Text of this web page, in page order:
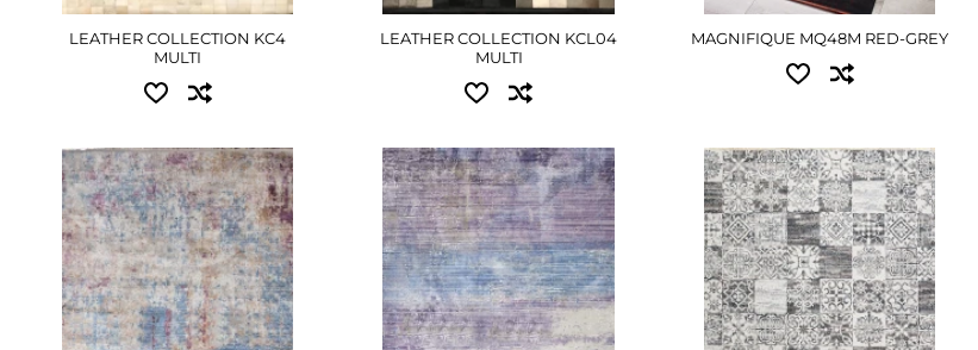
LEATHER COLLECTION KC4
MULTI
LEATHER COLLECTION KCL04
MULTI
MAGNIFIQUE MQ48M RED-GREY
Доступні розміри:
0.60x1.00 - 810 грн
0.80x1.50 - 1575 грн
1.33x1.90 - 3285 грн
2.40x3.30 - 10305 грн
Доступні розміри:
0.60x1.00 - 810 грн
2.40x3.30 - 10305 грн
ДЕТАЛЬНІШЕ
Доступні розміри:
2.00x4.00 - 6570 грн
2.80x3.80 - 8775 грн
ДЕТАЛЬНІШЕ